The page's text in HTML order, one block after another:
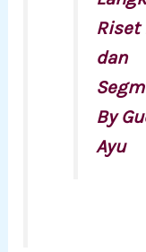
Riset
dan
By
Ayu